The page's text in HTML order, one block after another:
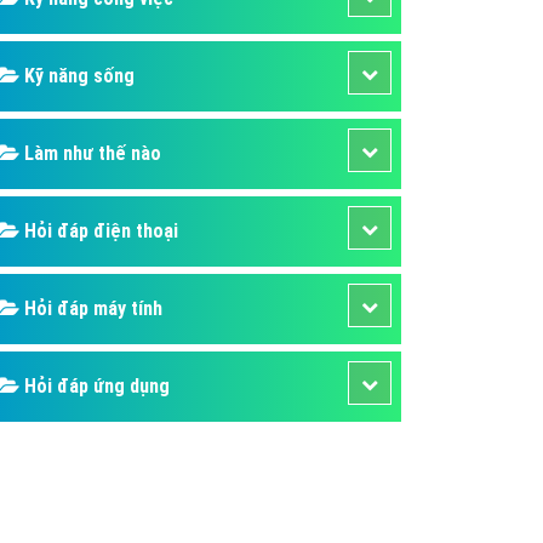
Kỹ năng sống
Làm như thế nào
Hỏi đáp điện thoại
Hỏi đáp máy tính
Hỏi đáp ứng dụng